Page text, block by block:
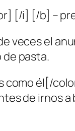
[/i] [/b] –
veces el
de pasta.
como él[/
de irnos